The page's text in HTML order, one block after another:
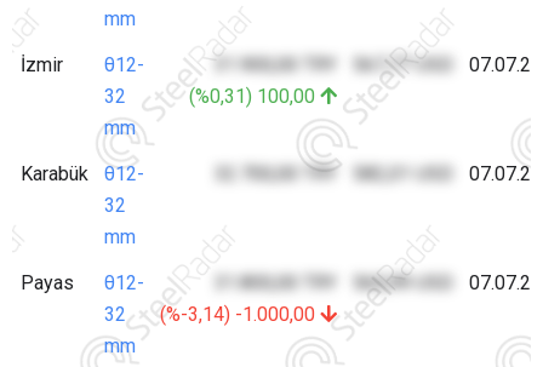
mm
İzmir
θ12-
32
mm
31.900,00 TRY
(%0,31) 100,00
567,77 USD
Karabük
θ12-
32
mm
32.700,00 TRY 582,01 USD
Payas
θ12-
32
mm
31.800,00 TRY
(%-3,14) -1.000,00
565,99 USD